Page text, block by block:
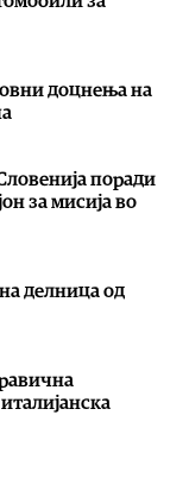
доцнења на
поради
за мисија во
делница од